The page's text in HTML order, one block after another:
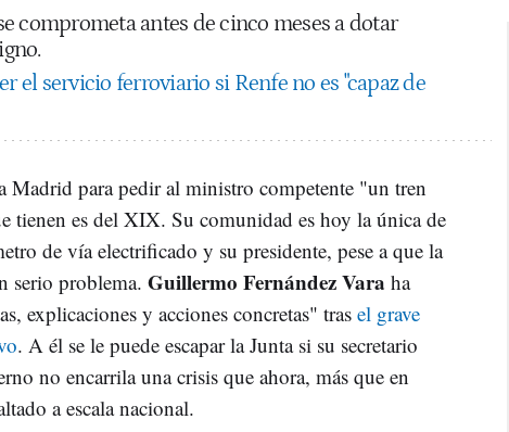
comprometa antes de cinco meses a dotar
el servicio ferroviario si Renfe no es "capaz de
Madrid para pedir al ministro competente "un tren
es del XIX. Su comunidad es hoy la única de
de vía electrificado y su presidente, pese a que la
serio problema. Guillermo Fernández Vara ha
explicaciones y acciones concretas" tras el grave
. A él se le puede escapar la Junta si su secretario
no encarrila una crisis que ahora, más que en
a escala nacional.